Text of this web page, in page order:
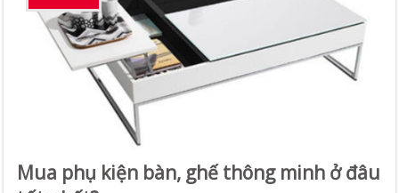
Mua phụ kiện bàn, ghế thông minh ở đâu